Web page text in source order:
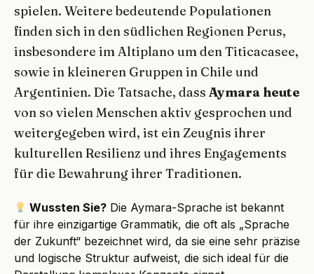
spielen. Weitere bedeutende Populationen
finden sich in den südlichen Regionen Perus,
insbesondere im Altiplano um den Titicacasee,
sowie in kleineren Gruppen in Chile und
Argentinien. Die Tatsache, dass Aymara heute
von so vielen Menschen aktiv gesprochen und
weitergegeben wird, ist ein Zeugnis ihrer
kulturellen Resilienz und ihres Engagements
für die Bewahrung ihrer Traditionen.
Wussten Sie? Die Aymara-Sprache ist bekannt
für ihre einzigartige Grammatik, die oft als „Sprache
der Zukunft“ bezeichnet wird, da sie eine sehr präzise
und logische Struktur aufweist, die sich ideal für die